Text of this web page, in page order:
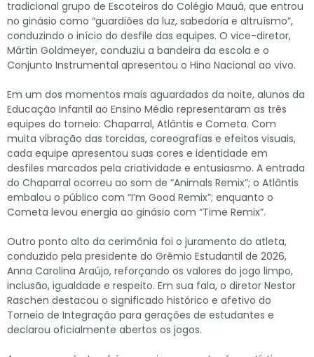
tradicional grupo de Escoteiros do Colégio Mauá, que entrou
no ginásio como “guardiões da luz, sabedoria e altruísmo”,
conduzindo o início do desfile das equipes. O vice-diretor,
Mártin Goldmeyer, conduziu a bandeira da escola e o
Conjunto Instrumental apresentou o Hino Nacional ao vivo.
Em um dos momentos mais aguardados da noite, alunos da
Educação Infantil ao Ensino Médio representaram as três
equipes do torneio: Chaparral, Atlântis e Cometa. Com
muita vibração das torcidas, coreografias e efeitos visuais,
cada equipe apresentou suas cores e identidade em
desfiles marcados pela criatividade e entusiasmo. A entrada
do Chaparral ocorreu ao som de “Animals Remix”; o Atlântis
embalou o público com “I’m Good Remix”; enquanto o
Cometa levou energia ao ginásio com “Time Remix”.
Outro ponto alto da cerimônia foi o juramento do atleta,
conduzido pela presidente do Grêmio Estudantil de 2026,
Anna Carolina Araújo, reforçando os valores do jogo limpo,
inclusão, igualdade e respeito. Em sua fala, o diretor Nestor
Raschen destacou o significado histórico e afetivo do
Torneio de Integração para gerações de estudantes e
declarou oficialmente abertos os jogos.